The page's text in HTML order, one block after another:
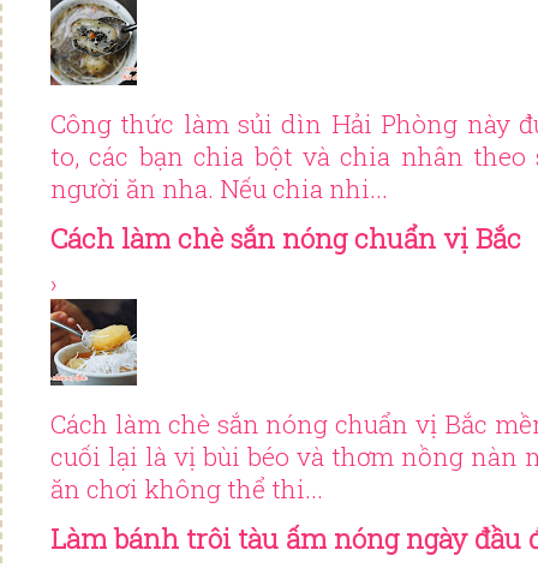
Công thức làm sủi dìn Hải Phòng này
to, các bạn chia bột và chia nhân
người ăn nha. Nếu chia nhi...
Cách làm chè sắn nóng chuẩn vị Bắc
›
Cách làm chè sắn nóng chuẩn vị Bắc
cuối lại là vị bùi béo và thơm nồng nàn
ăn chơi không thể thi...
Làm bánh trôi tàu ấm nóng ngày đầu